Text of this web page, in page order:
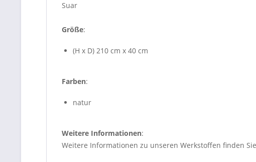
Suar
Größe:
(H x D) 210 cm x 40 cm
Farben:
natur
Weitere Informationen:
Weitere Informationen zu unseren Werkstoffen finden Sie